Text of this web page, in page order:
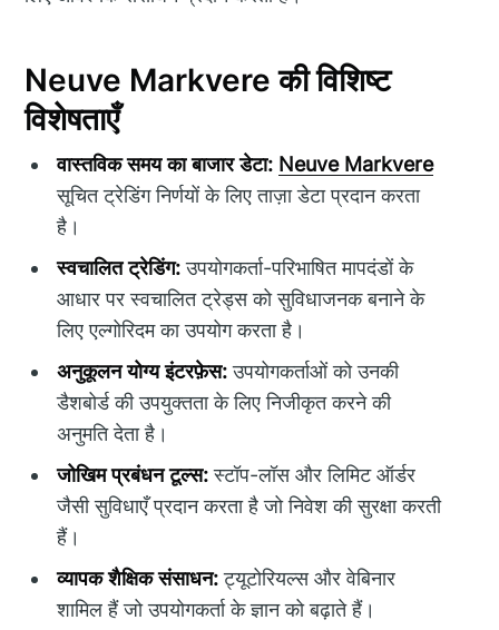
Neuve Markvere की विशिष्ट
विशेषताएँ
वास्तविक समय का बाजार डेटा: Neuve Markvere
सूचित ट्रेडिंग निर्णयों के लिए ताज़ा डेटा प्रदान करता
है।
स्वचालित ट्रेडिंग:उपयोगकर्ता-परिभाषित मापदंडों के
आधार पर स्वचालित ट्रेड्स को सुविधाजनक बनाने के
लिए एल्गोरिदम का उपयोग करता है।
अनुकूलन योग्य इंटरफ़ेस:उपयोगकर्ताओं को उनकी
डैशबोर्ड की उपयुक्तता के लिए निजीकृत करने की
अनुमति देता है।
जोखिम प्रबंधन टूल्स:स्टॉप-लॉस और लिमिट ऑर्डर
जैसी सुविधाएँ प्रदान करता है जो निवेश की सुरक्षा करती
हैं।
व्यापक शैक्षिक संसाधन:ट्यूटोरियल्स और वेबिनार
शामिल हैं जो उपयोगकर्ता के ज्ञान को बढ़ाते हैं।